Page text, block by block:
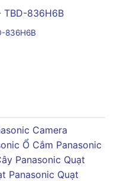
836H6B
Camera
Ổ Cắm Panasonic
Panasonic Quạt
Panasonic Quạt